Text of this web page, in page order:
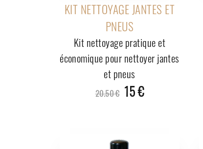
KIT NETTOYAGE JANTES ET
PNEUS
Kit nettoyage pratique et
économique pour nettoyer jantes
et pneus
20.50 € 15 €